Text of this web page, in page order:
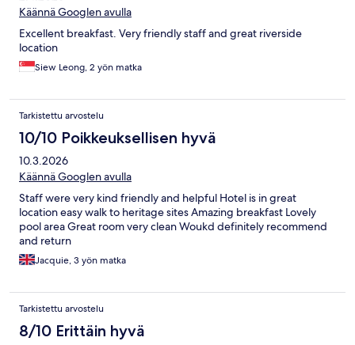
Käännä Googlen avulla
Excellent breakfast. Very friendly staff and great riverside
location
Siew Leong, 2 yön matka
Tarkistettu arvostelu
10/10 Poikkeuksellisen hyvä
10.3.2026
Käännä Googlen avulla
Staff were very kind friendly and helpful Hotel is in great
location easy walk to heritage sites Amazing breakfast Lovely
pool area Great room very clean Woukd definitely recommend
and return
Jacquie, 3 yön matka
Tarkistettu arvostelu
8/10 Erittäin hyvä